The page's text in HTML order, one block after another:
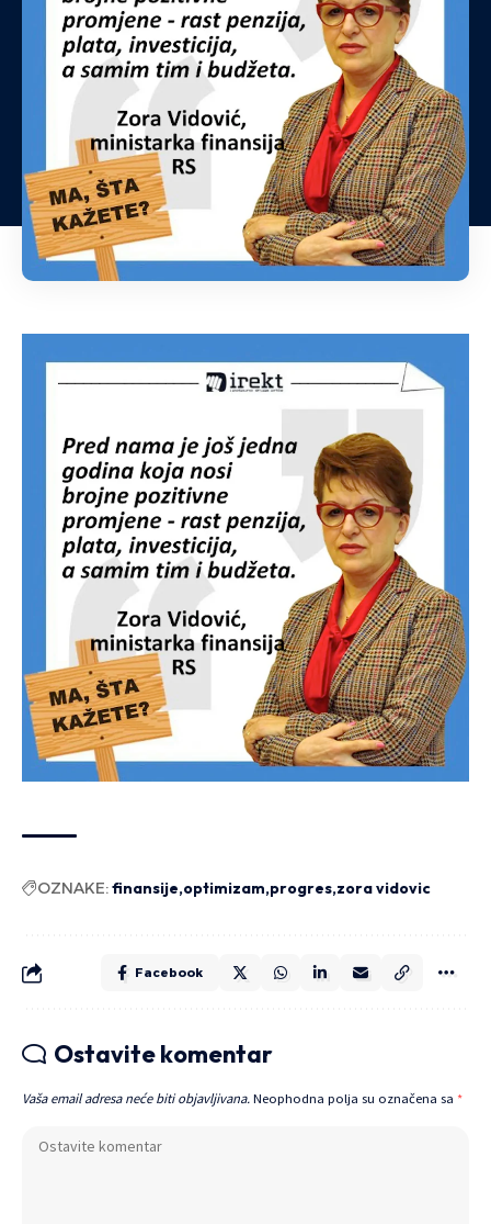
OZNAKE:finansije optimizam progres zora vidovic
Facebook
Ostavite komentar
Vaša email adresa neće biti objavljivana. Neophodna polja su označena sa *